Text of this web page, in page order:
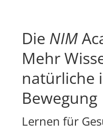
Die NIM
Mehr
natürliche
Bewegung
Lernen für